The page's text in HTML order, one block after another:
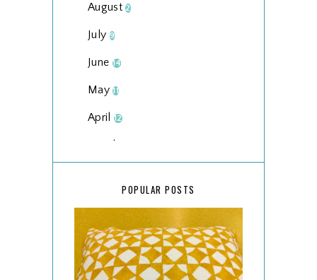
August2
July 9
June 14
May11
April 12
March
2025134
December15
POPULAR POSTS